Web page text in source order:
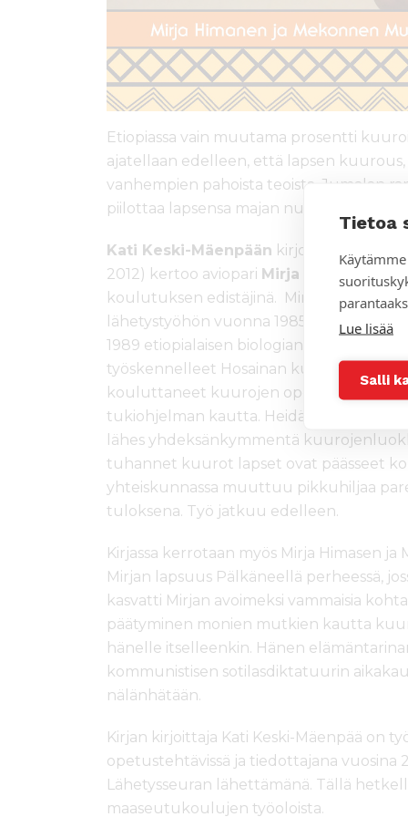
Tietoa
Lue lisää
Salli
Etiopiassa vain muutama prosentti
ajatellaan edelleen, että lapsen
vanhempien pahoista teoista, Jumalan
piilottaa lapsensa majan nurkkiin
Kati Keski-Mäenpään kirjoittama
2012) kertoo aviopari Mirja Himasenja
koulutuksen edistäjinä. Mirja Himanen
lähetystyöhön vuonna 1985. Hän tapasi
1989 etiopialaisen biologianopettajan
työskennelleet Hosainan
kouluttaneet kuurojen opettajia koko
tukiohjelman kautta. Heidän
lähes yhdeksänkymmentä
tuhannet kuurot lapset ovat päässeet
yhteiskunnassa muuttuu pikkuhiljaa
tuloksena. Työ jatkuu edelleen.
Kirjassa kerrotaan myös Mirja Himasen
Mirjan lapsuus Pälkäneellä perheessä,
kasvatti Mirjan avoimeksi vammaisia
päätyminen monien mutkien kautta
hänelle itselleenkin. Hänen
kommunistisen sotilasdiktatuurin
nälänhätään.
Kirjan kirjoittaja Kati Keski-Mäenpää on
opetustehtävissä ja tiedottajana vuosina
Lähetysseuran lähettämänä. Tällä
maaseutukoulujen työoloista.